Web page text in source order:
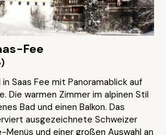
Fee
Saas Fee mit Panoramablick auf
Die warmen Zimmer im alpinen Stil
Bad und einen Balkon. Das
ausgezeichnete Schweizer
und einer großen Auswahl an